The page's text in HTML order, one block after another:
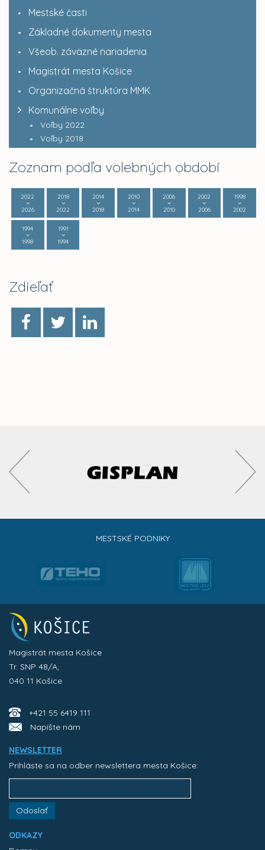
Mestské časti
Základné dokumenty mesta
Všeob. záväzné nariadenia
Magistrát mesta Košice
Organizačná štruktúra MMK
Komunálne voľby
Voľby 2022
Voľby 2018
Zoznam podľa volebných období
2022
2026
2018
2022
2014
2018
2010
2014
2006
2010
2002
2006
1998
2002
1994
1998
1991
1994
Zdieľať
MESTSKÉ PODNIKY
Magistrát mesta Košice
Tr. SNP 48/A,
040 11 Košice
+421 55 6419 111
Napíšte nám
NEWSLETTER
Prihláste sa na odber newslettera mesta Košice:
Odoslať
ODKAZY